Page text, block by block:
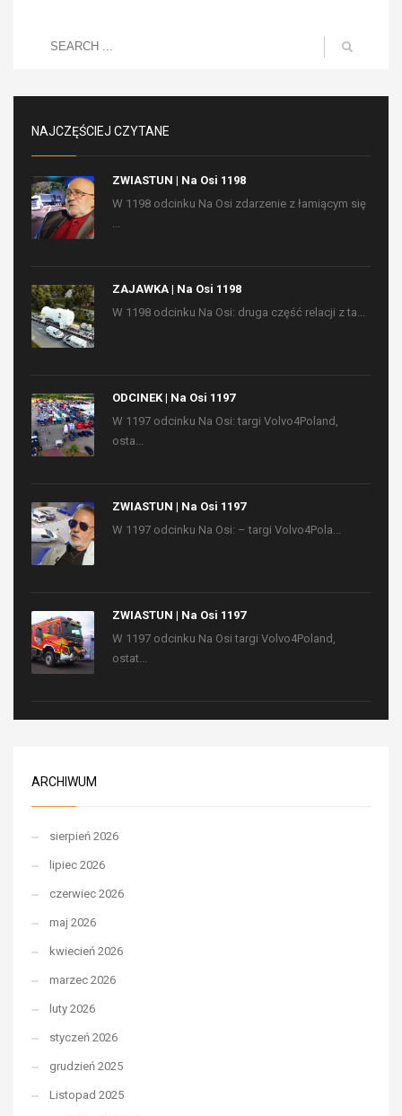
NAJCZĘŚCIEJ CZYTANE
ZWIASTUN | Na Osi 1198
W 1198 odcinku Na Osi zdarzenie z łamiącym się
...
ZAJAWKA | Na Osi 1198
W 1198 odcinku Na Osi: druga część relacji z ta...
ODCINEK | Na Osi 1197
W 1197 odcinku Na Osi: targi Volvo4Poland,
osta...
ZWIASTUN | Na Osi 1197
W 1197 odcinku Na Osi: – targi Volvo4Pola...
ZWIASTUN | Na Osi 1197
W 1197 odcinku Na Osi targi Volvo4Poland,
ostat...
ARCHIWUM
sierpień 2026
lipiec 2026
czerwiec 2026
maj 2026
kwiecień 2026
marzec 2026
luty 2026
styczeń 2026
grudzień 2025
Listopad 2025